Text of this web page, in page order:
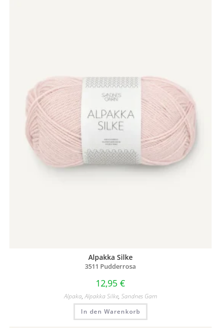
Alpakka Silke
3511 Pudderrosa
12,95 €
Alpaka,Alpakka Silke, Sandnes Garn
In den Warenkorb